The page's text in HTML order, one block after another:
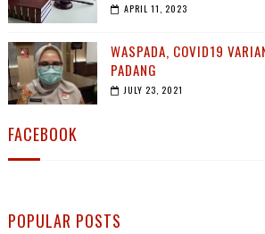
APRIL 11, 2023
WASPADA, COVID19
PADANG
JULY 23, 2021
FACEBOOK
POPULAR POSTS